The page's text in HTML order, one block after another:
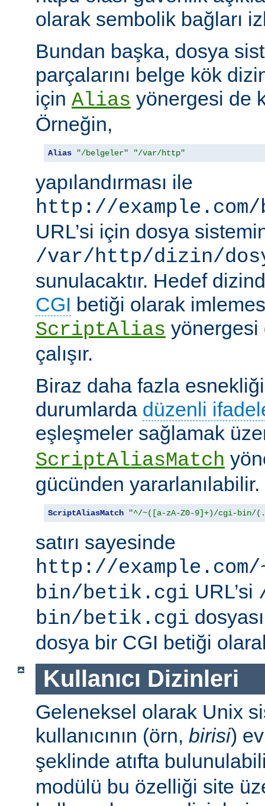
olarak sembolik bağları
Bundan başka, dosya
parçalarını belge kök
için Alias yönergesi de
Örneğin,
Alias "/belgeler" "/var/http"
yapılandırması ile
http://
URL’si için dosya
/var/http/dizin/
sunulacaktır. Hedef
CGI betiği olarak
ScriptAlias yönergesi
çalışır.
Biraz daha fazla
durumlarda düzenli
eşleşmeler sağlamak
ScriptAliasMatch
gücünden
ScriptAliasMatch "^/~([a-zA-Z0-9]+)/cgi-bin/
satırı sayesinde
http://
bin/betik.cgi URL’si
bin/betik.cgi
dosya bir CGI betiği olarak
Kullanıcı Dizinleri
Geleneksel olarak Unix
kullanıcının (örn, birisi)
şeklinde atıfta
modülü bu özelliği site